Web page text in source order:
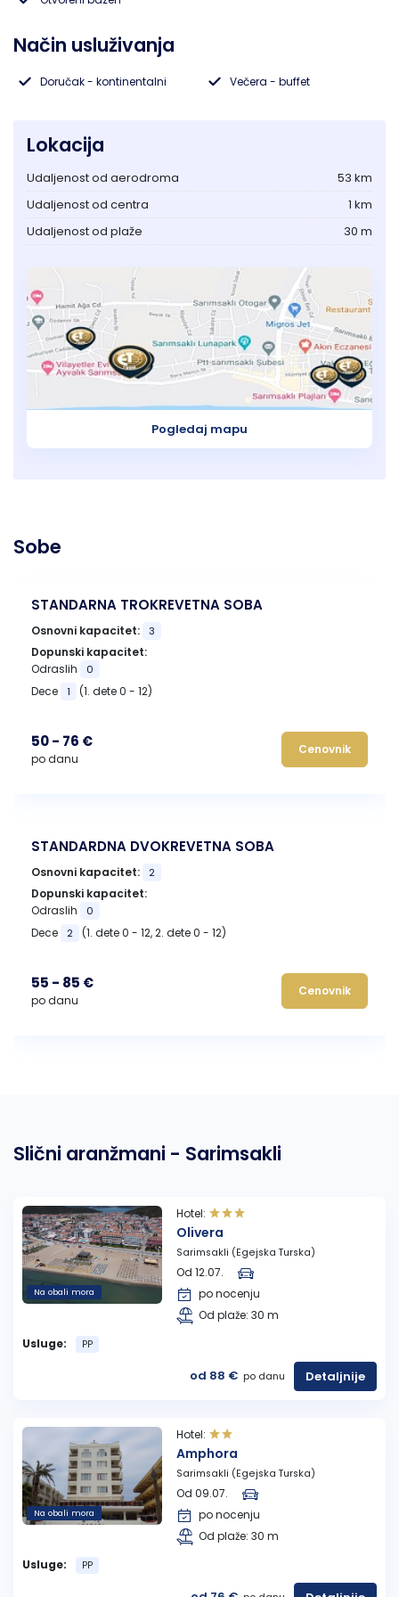
Način usluživanja
Doručak - kontinentalni Večera - buffet
Lokacija
Udaljenost od aerodroma
53 km
Udaljenost od centra
1 km
Udaljenost od plaže
30 m
Pogledaj mapu
Sobe
STANDARNA TROKREVETNA SOBA
Osnovni kapacitet: 3
Dopunski kapacitet:
Odraslih
0
Dece 1 (1. dete 0 - 12)
50 - 76 €
po danu
Cenovnik
STANDARDNA DVOKREVETNA SOBA
Osnovni kapacitet: 2
Dopunski kapacitet:
Odraslih
0
Dece 2 (1. dete 0 - 12, 2. dete 0 - 12)
55 - 85 €
po danu
Cenovnik
Slični aranžmani - Sarimsakli
Na obali mora
Hotel:
Olivera
Sarimsakli (Egejska Turska)
Od 12.07.
po nocenju
Od plaže: 30 m
Usluge:
PP
od 88 € po danu Detaljnije
Na obali mora
Hotel:
Amphora
Sarimsakli (Egejska Turska)
Od 09.07.
po nocenju
Od plaže: 30 m
Usluge:
PP
Lukovska Banja
Vrdnik